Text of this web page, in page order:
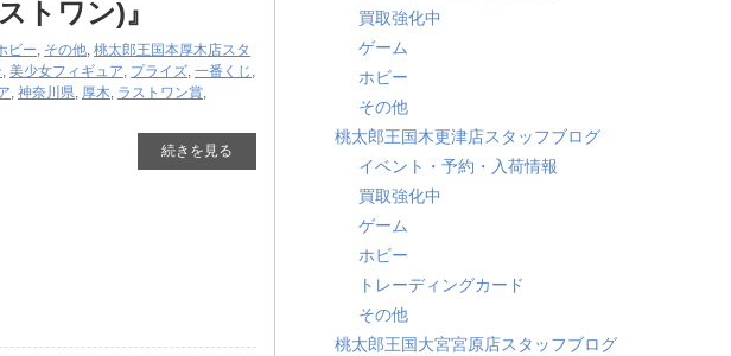
トワン)』
ビー, その他, 桃太郎王国本厚木店スタ
, 美少女フィギュア, プライズ, 一番くじ ,
, 神奈川県, 厚木, ラストワン賞,
続きを見る
買取強化中
ゲーム
ホビー
その他
桃太郎王国木更津店スタッフブログ
イベント・予約・入荷情報
買取強化中
ゲーム
ホビー
トレーディングカード
その他
桃太郎王国大宮宮原店スタッフブログ